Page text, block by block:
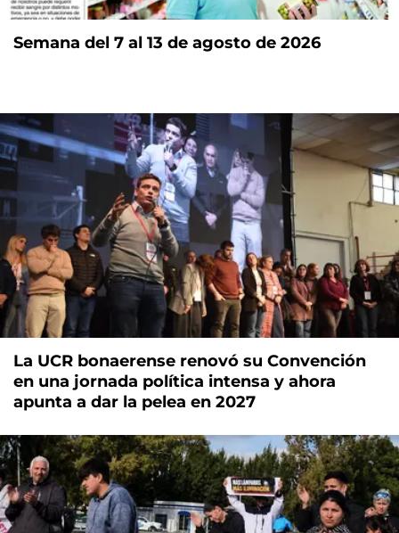
Semana del 7 al 13 de agosto de 2026
La UCR bonaerense renovó su Convención
en una jornada política intensa y ahora
apunta a dar la pelea en 2027